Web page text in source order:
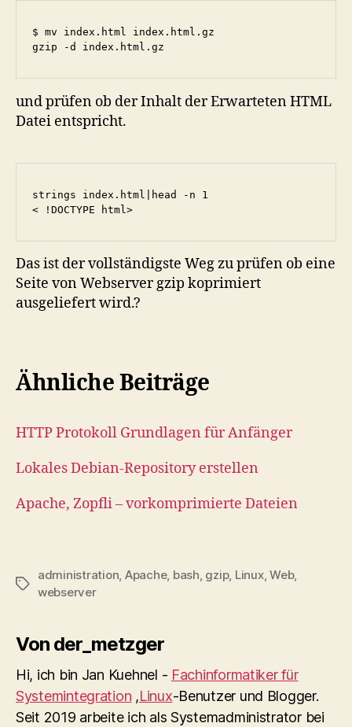
$ mv index.html index.html.gz
gzip -d index.html.gz
und prüfen ob der Inhalt der Erwarteten HTML
Datei entspricht.
strings index.html|head -n 1
< !DOCTYPE html>
Das ist der vollständigste Weg zu prüfen ob eine
Seite von Webserver gzip koprimiert
ausgeliefert wird.?
Ähnliche Beiträge
HTTP Protokoll Grundlagen für Anfänger
Lokales Debian-Repository erstellen
Apache, Zopfli – vorkomprimierte Dateien
Schlagwörter
administration, Apache, bash, gzip, Linux,Web,
webserver
Von der_metzger
Hi, ich bin Jan Kuehnel - Fachinformatiker für
Systemintegration ,Linux-Benutzer und Blogger.
Seit 2019 arbeite ich als Systemadministrator bei